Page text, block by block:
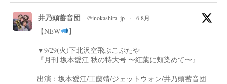
井乃頭蓄音団 @inokashira_jp · 6 8月
【NEW
】
▼9/29(火)下北沢空飛ぶこぶたや
『月刊 坂本愛江 秋の特大号 〜紅葉に頬染めて〜』
出演：坂本愛江/工藤靖/ジェットウォン/井乃頭蓄音団